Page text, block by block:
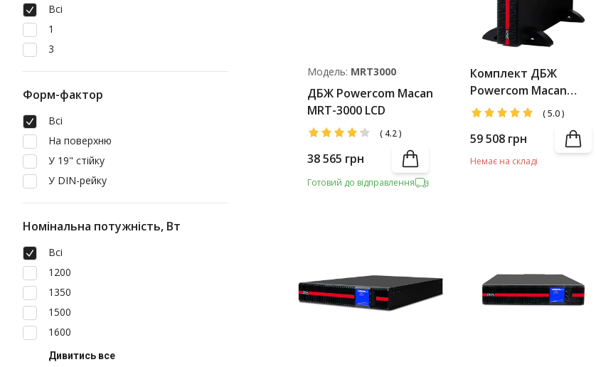
Всі
1
3
Форм-фактор
Всі
На поверхню
У 19" стійку
У DIN-рейку
Номінальна потужність, Вт
Всі
1200
1350
1500
1600
Дивитись все
Модель: MRT3000
ДБЖ Powercom Macan
MRT-3000 LCD
( 4.2)
38 565 грн
Готовий до відправлення
Комплект ДБЖ
Powercom Macan
MRT-3000 LCD IEC +
(5.0)
59 508 грн
Немає на складі